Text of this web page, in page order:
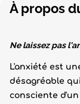
À propos
Ne laissez pas
L'anxiété est
désagréable
consciente